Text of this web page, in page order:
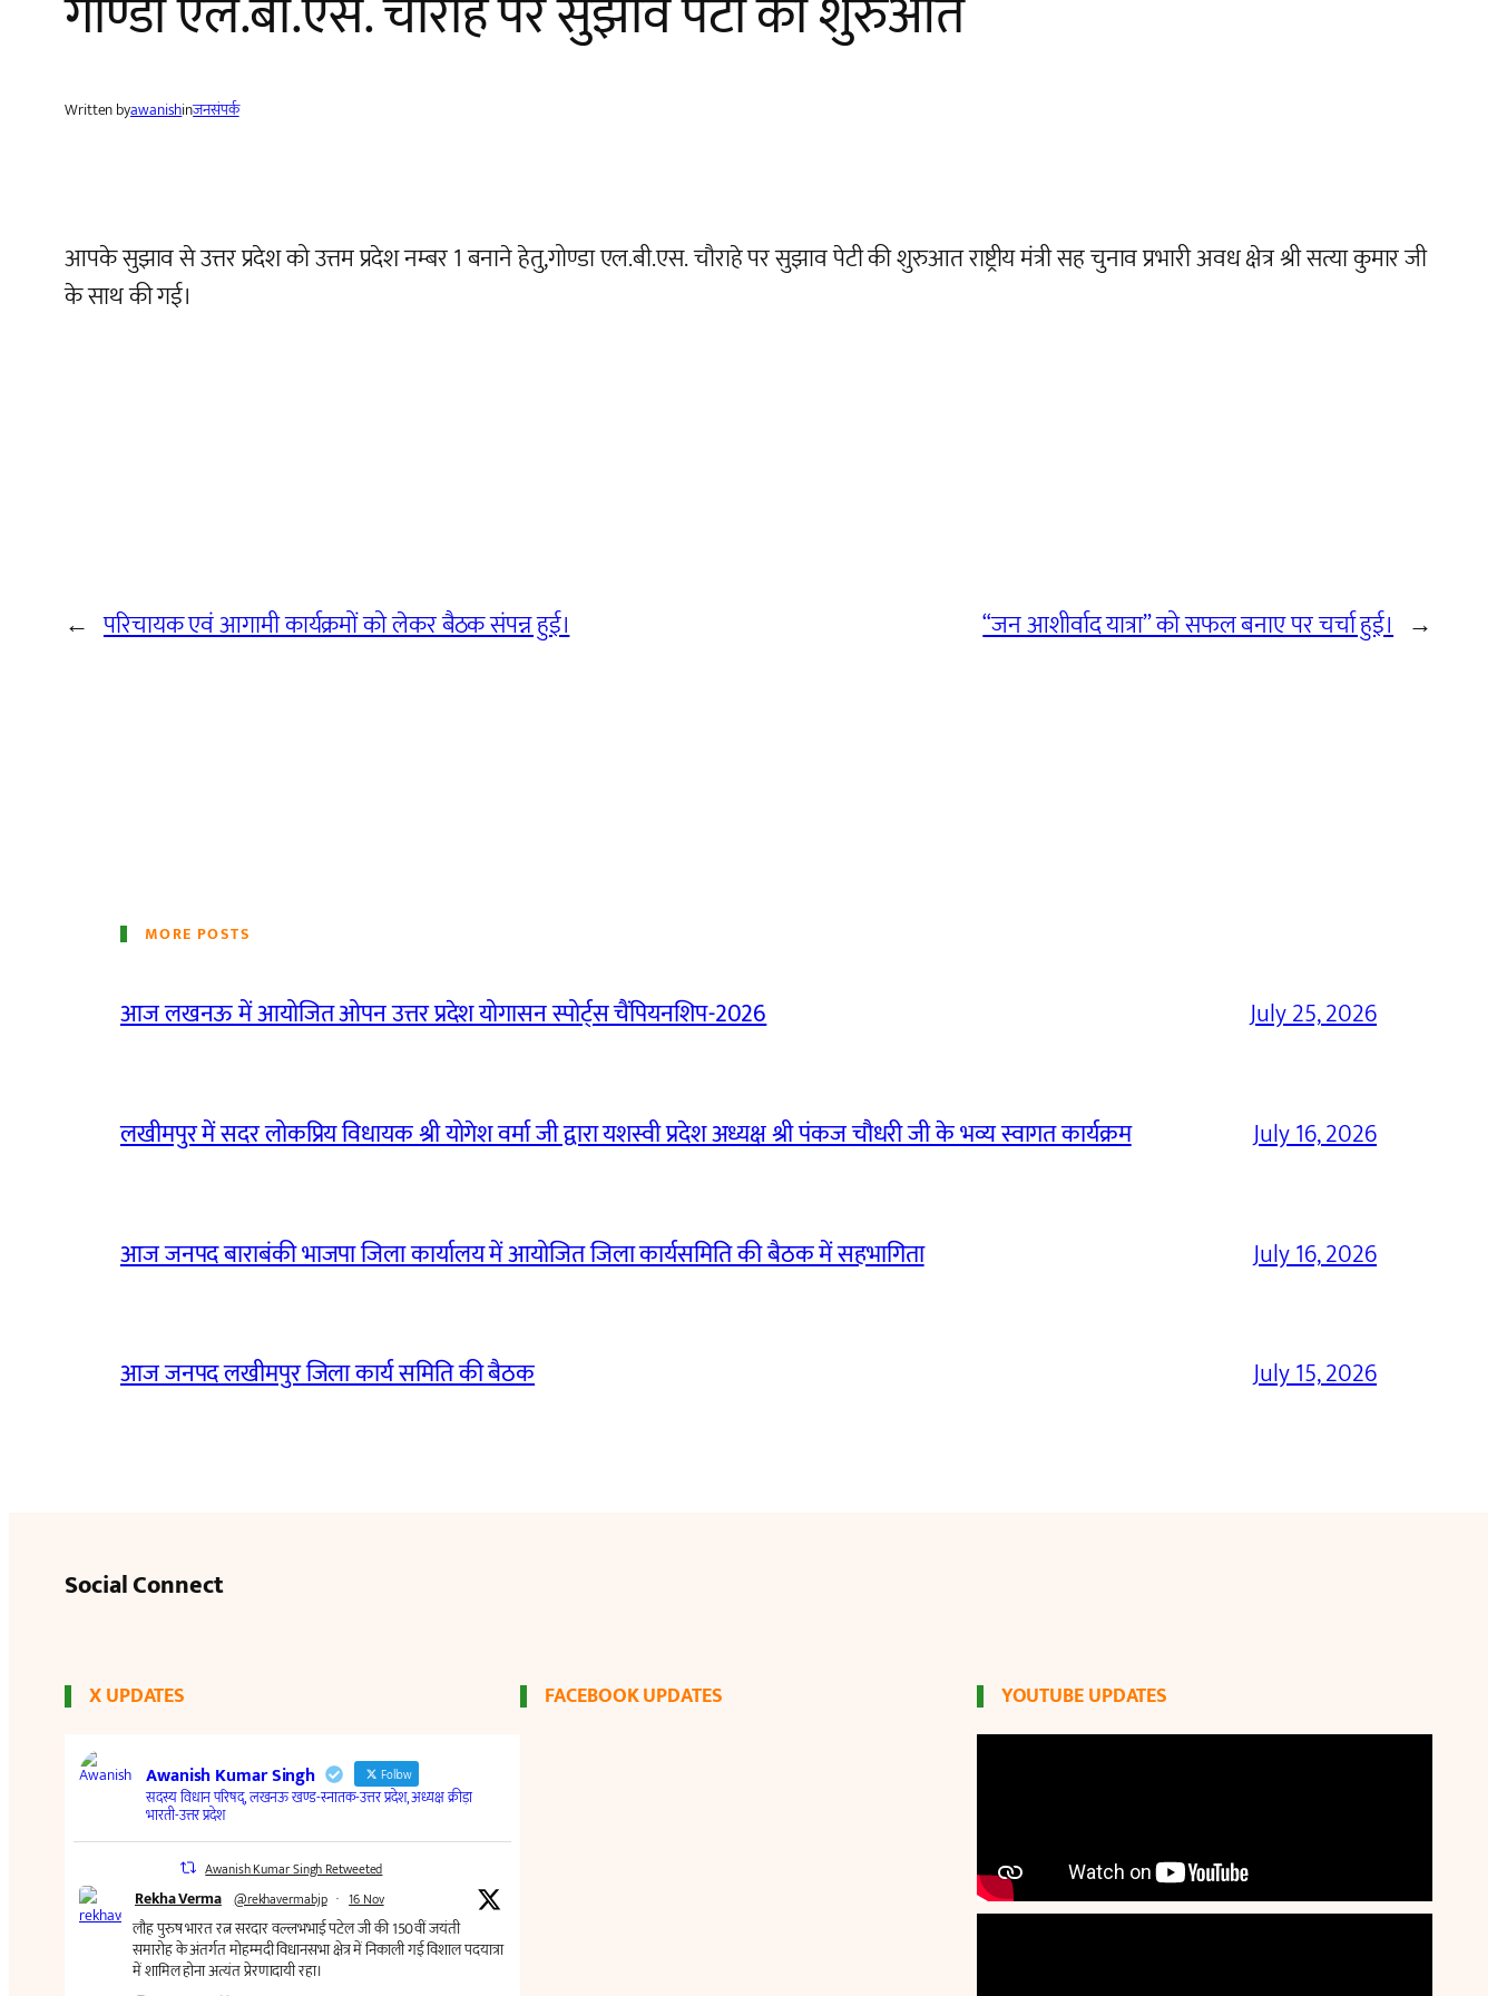
Written byawanishinजनसंपर्क
आपके सुझाव से उत्तर प्रदेश को उत्तम प्रदेश नम्बर 1 बनाने हेतु,गोण्डा एल.बी.एस. चौराहे पर सुझाव पेटी की शुरुआत राष्ट्रीय मंत्री सह चुनाव प्रभारी अवध क्षेत्र श्री सत्या कुमार जी
के साथ की गई।
← परिचायक एवं आगामी कार्यक्रमों को लेकर बैठक संपन्न हुई। “जन आशीर्वाद यात्रा” को सफल बनाए पर चर्चा हुई। →
MORE POSTS
आज लखनऊ में आयोजित ओपन उत्तर प्रदेश योगासन स्पोर्ट्स चैंपियनशिप-2026 July 25, 2026
लखीमपुर में सदर लोकप्रिय विधायक श्री योगेश वर्मा जी द्वारा यशस्वी प्रदेश अध्यक्ष श्री पंकज चौधरी जी के भव्य स्वागत कार्यक्रम July 16, 2026
आज जनपद बाराबंकी भाजपा जिला कार्यालय में आयोजित जिला कार्यसमिति की बैठक में सहभागिता July 16, 2026
आज जनपद लखीमपुर जिला कार्य समिति की बैठक July 15, 2026
Social Connect
X UPDATES FACEBOOK UPDATES YOUTUBE UPDATES